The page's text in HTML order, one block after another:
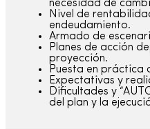
necesidad de
Nivel de
endeudamiento.
Armado de
Planes de acción
proyección.
Puesta en práctica
Expectativas y
Dificultades y
del plan y la